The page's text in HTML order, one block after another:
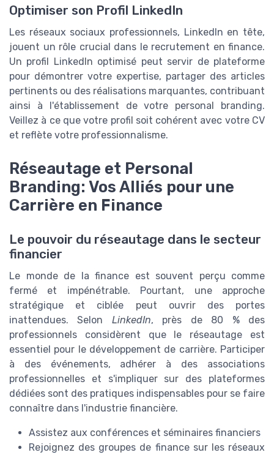
Optimiser son Profil LinkedIn
Les réseaux sociaux professionnels, LinkedIn en tête,
jouent un rôle crucial dans le recrutement en finance.
Un profil LinkedIn optimisé peut servir de plateforme
pour démontrer votre expertise, partager des articles
pertinents ou des réalisations marquantes, contribuant
ainsi à l'établissement de votre personal branding.
Veillez à ce que votre profil soit cohérent avec votre CV
et reflète votre professionnalisme.
Réseautage et Personal
Branding: Vos Alliés pour une
Carrière en Finance
Le pouvoir du réseautage dans le secteur
financier
Le monde de la finance est souvent perçu comme
fermé et impénétrable. Pourtant, une approche
stratégique et ciblée peut ouvrir des portes
inattendues. Selon LinkedIn, près de 80 % des
professionnels considèrent que le réseautage est
essentiel pour le développement de carrière. Participer
à des événements, adhérer à des associations
professionnelles et s'impliquer sur des plateformes
dédiées sont des pratiques indispensables pour se faire
connaître dans l'industrie financière.
Assistez aux conférences et séminaires financiers
Rejoignez des groupes de finance sur les réseaux